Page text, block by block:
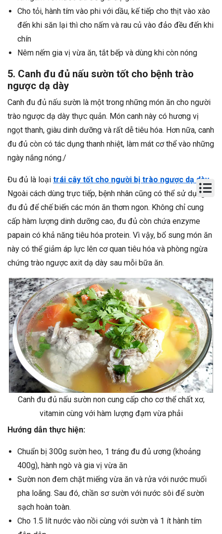
Cho tỏi, hành tím vào phi với dầu, kế tiếp cho thịt vào xào
đến khi săn lại thì cho nấm và rau củ vào đảo đều đến khi
chín
Nêm nếm gia vị vừa ăn, tắt bếp và dùng khi còn nóng
5. Canh đu đủ nấu sườn tốt cho bệnh trào
ngược dạ dày
Canh đu đủ nấu sườn là một trong những món ăn cho người
trào ngược dạ dày thực quản. Món canh này có hương vị
ngọt thanh, giàu dinh dưỡng và rất dễ tiêu hóa. Hơn nữa, canh
đu đủ còn có tác dụng thanh nhiệt, làm mát cơ thể vào những
ngày nắng nóng./
Đu đủ là loại trái cây tốt cho người bị trào ngược dạ dày
Ngoài cách dùng trực tiếp, bệnh nhân cũng có thể sử dụng
đu đủ để chế biến các món ăn thơm ngon. Không chỉ cung
cấp hàm lượng dinh dưỡng cao, đu đủ còn chứa enzyme
papain có khả năng tiêu hóa protein. Vì vậy, bổ sung món ăn
này có thể giảm áp lực lên cơ quan tiêu hóa và phòng ngừa
chứng trào ngược axit dạ dày sau mỗi bữa ăn.
Canh đu đủ nấu sườn non cung cấp cho cơ thể chất xơ,
vitamin cùng với hàm lượng đạm vừa phải
Hướng dẫn thực hiện:
Chuẩn bị 300g sườn heo, 1 tráng đu đủ ương (khoảng
400g), hành ngò và gia vị vừa ăn
Sườn non đem chặt miếng vừa ăn và rửa với nước muối
pha loãng. Sau đó, chần sơ sườn với nước sôi để sườn
sạch hoàn toàn.
Cho 1.5 lít nước vào nồi cùng với sườn và 1 ít hành tím